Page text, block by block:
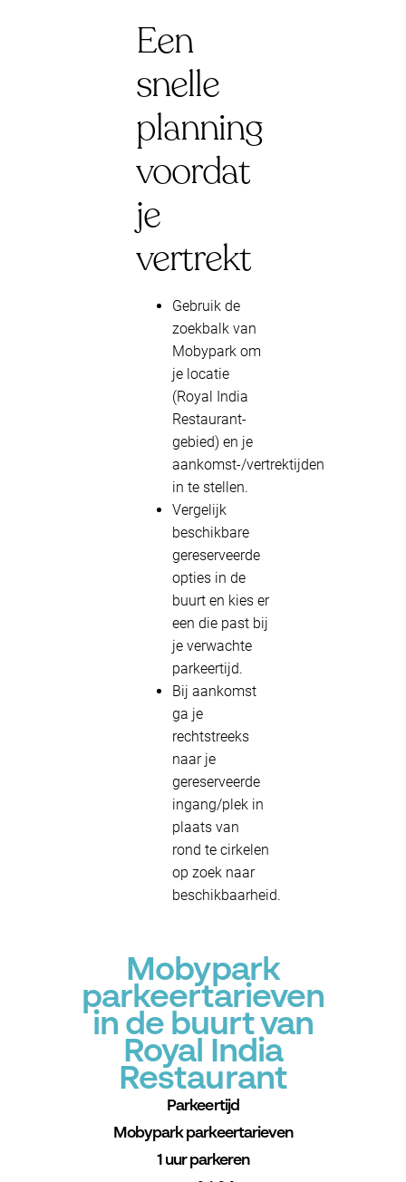
Een
snelle
planning
voordat
je
vertrekt
Gebruik de
zoekbalk van
Mobypark om
je locatie
(Royal India
Restaurant-
gebied) en je
aankomst-/vertrektijden
in te stellen.
Vergelijk
beschikbare
gereserveerde
opties in de
buurt en kies er
een die past bij
je verwachte
parkeertijd.
Bij aankomst
ga je
rechtstreeks
naar je
gereserveerde
ingang/plek in
plaats van
rond te cirkelen
op zoek naar
beschikbaarheid.
Mobypark
parkeertarieven
in de buurt van
Royal India
Restaurant
Parkeertijd
Mobypark parkeertarieven
1 uur parkeren